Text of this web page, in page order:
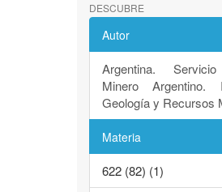
DESCUBRE
Autor
Argentina.
Minero Argentino.
Geología y Recursos
Materia
622 (82) (1)